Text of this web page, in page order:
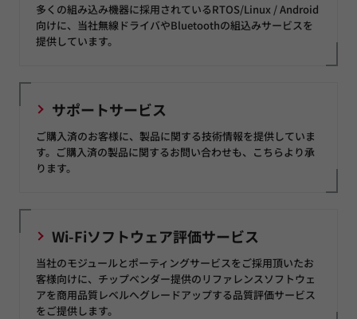
多くの組み込み機器に採用されているRTOS/Linux / Android
向けに、当社無線ドライバやBluetoothの組込みサービスを
提供しています。
サポートサービス
ご購入済のお客様に、製品に関する技術情報を提供していま
す。ご購入済の製品に関するお問い合わせも、こちらより承
ります。
Wi-Fiソフトウェア評価サービス
当社のモジュールとポーティングサービスをご採用頂いたお
客様向けに、チップベンダー提供のリファレンスソフトウェ
アを商用品質レベルへグレードアップする品質評価サービス
をご提供します。